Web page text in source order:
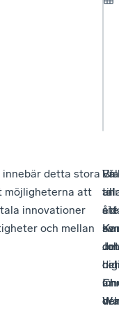
detta stora
möjligheterna att
innovationer
och mellan
En
av
det
är
till
ett
om